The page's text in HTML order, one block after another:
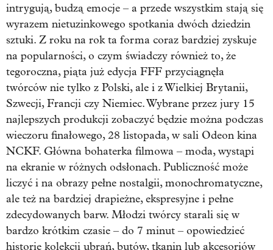
intrygują, budzą emocje – a przede wszystkim stają się
wyrazem nietuzinkowego spotkania dwóch dziedzin
sztuki. Z roku na rok ta forma coraz bardziej zyskuje
na popularności, o czym świadczy również to, że
tegoroczna, piąta już edycja FFF przyciągnęła
twórców nie tylko z Polski, ale i z Wielkiej Brytanii,
Szwecji, Francji czy Niemiec. Wybrane przez jury 15
najlepszych produkcji zobaczyć będzie można podczas
wieczoru finałowego, 28 listopada, w sali Odeon kina
NCKF. Główna bohaterka filmowa – moda, wystąpi
na ekranie w różnych odsłonach. Publiczność może
liczyć i na obrazy pełne nostalgii, monochromatyczne,
ale też na bardziej drapieżne, ekspresyjne i pełne
zdecydowanych barw. Młodzi twórcy starali się w
bardzo krótkim czasie – do 7 minut – opowiedzieć
historię kolekcji ubrań, butów, tkanin lub akcesoriów